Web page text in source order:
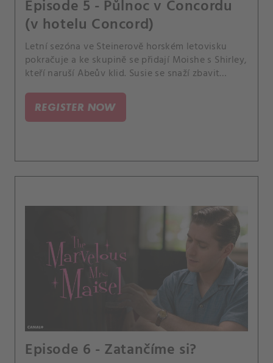
Episode 5 - Půlnoc v Concordu
(v hotelu Concord)
Letní sezóna ve Steinerově horském letovisku
pokračuje a ke skupině se přidají Moishe s Shirley,
kteří naruší Abeův klid. Susie se snaží zbavit
pozornost.
REGISTER NOW
Episode 6 - Zatančíme si?